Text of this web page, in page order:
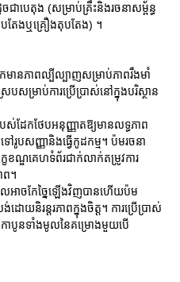
ាបេតុង (សម្រាប់គ្រឹះនិងរចនាសម្ព័ន្ធ
ែងឬគ្រឿងតុបតែង) ។
ានភាពល្បីល្បាញសម្រាប់ភាពរឹងមាំ
សម្រាប់ការប្រើប្រាស់នៅក្នុងបរិស្ថាន
ស់ដែកថែបអនុញ្ញាតឱ្យមានលទ្ធភាព
បសញ្ញានិងធ្វើកូដកម្ម។ ប៉មរចនា
ខណ្ឌគេហទំព័រជាក់លាក់តម្រូវការ
។
ែលអាចកែច្នៃឡើងវិញបានហើយប៉ម
និរន្តរភាពក្នុងចិត្ត។ ការប្រើប្រាស់
កាបូនទាំងមូលនៃគម្រោងមួយបើ